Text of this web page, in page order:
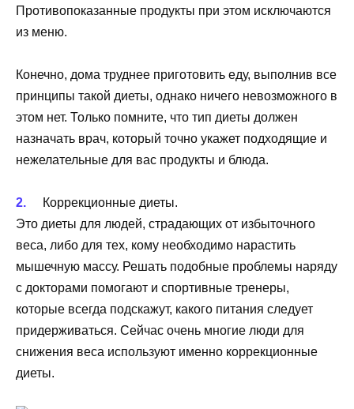
Противопоказанные продукты при этом исключаются
из меню.
Конечно, дома труднее приготовить еду, выполнив все
принципы такой диеты, однако ничего невозможного в
этом нет. Только помните, что тип диеты должен
назначать врач, который точно укажет подходящие и
нежелательные для вас продукты и блюда.
Коррекционные диеты.
Это диеты для людей, страдающих от избыточного
веса, либо для тех, кому необходимо нарастить
мышечную массу. Решать подобные проблемы наряду
с докторами помогают и спортивные тренеры,
которые всегда подскажут, какого питания следует
придерживаться. Сейчас очень многие люди для
снижения веса используют именно коррекционные
диеты.